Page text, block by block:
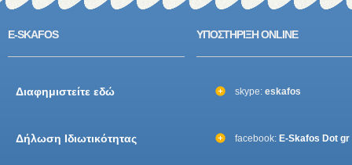
E-SKAFOS
Διαφημιστείτε εδώ
Δήλωση Ιδιωτικότητας
ΥΠΟΣΤΗΡΙΞΗ ONLINE
skype: eskafos
facebook: E-Skafos Dot gr